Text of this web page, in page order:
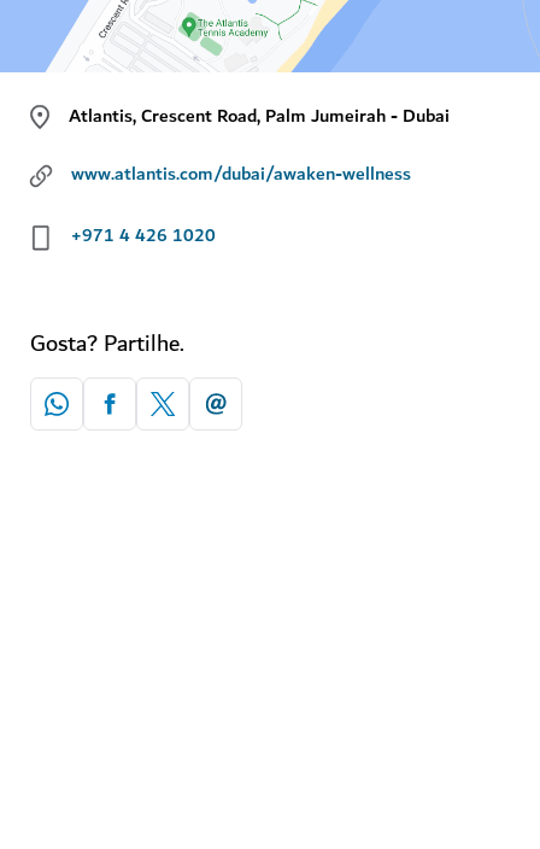
Atlantis, Crescent Road, Palm Jumeirah - Dubai
www.atlantis.com/dubai/awaken-wellness
+971 4 426 1020
Gosta? Partilhe.